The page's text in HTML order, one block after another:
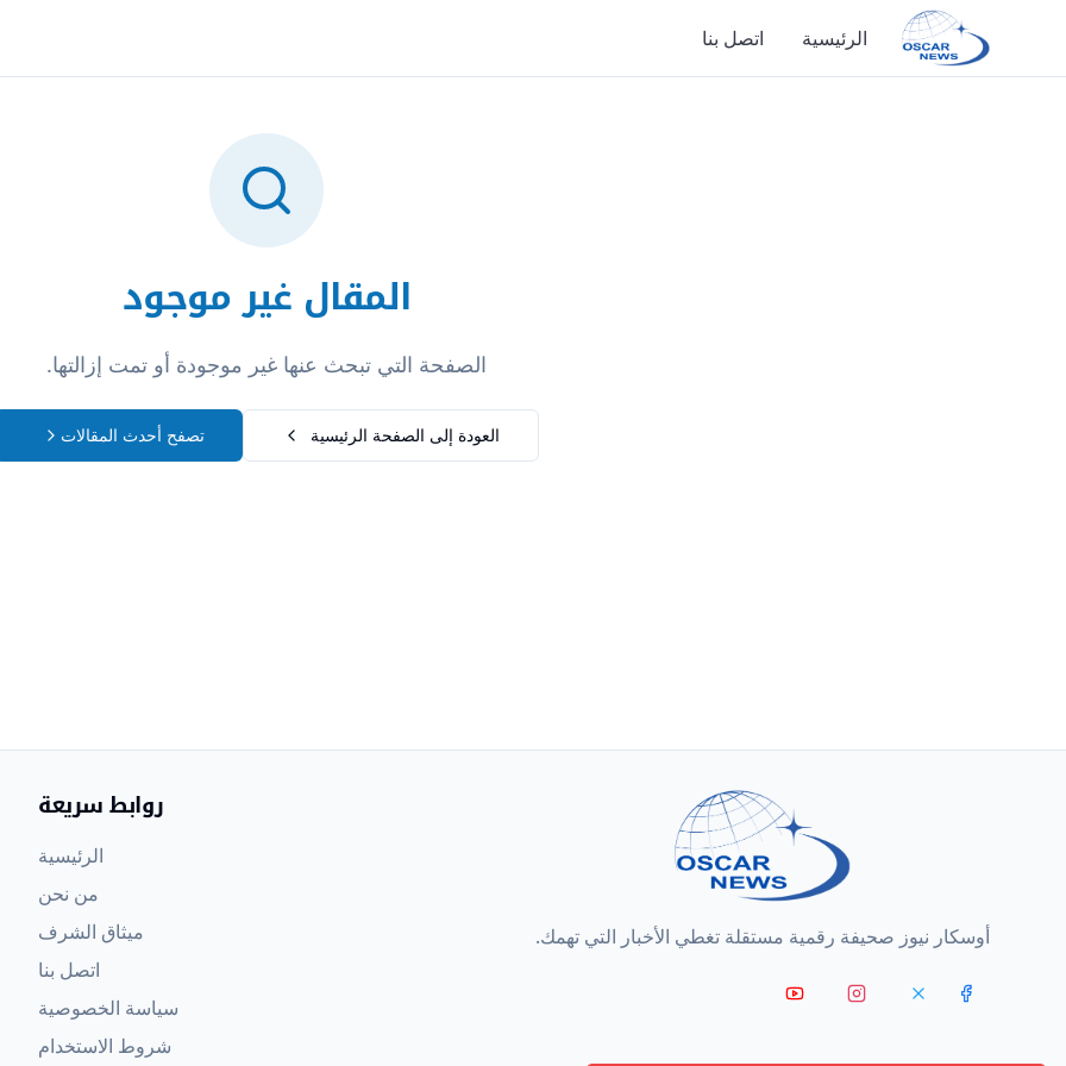
الرئيسية اتصل بنا
المقال غير موجود
الصفحة التي تبحث عنها غير موجودة أو تمت إزالتها.
العودة إلى الصفحة الرئيسية تصفح أحدث المقالات
أوسكار نيوز صحيفة رقمية مستقلة تغطي الأخبار التي تهمك.
روابط سريعة
الرئيسية
من نحن
ميثاق الشرف
اتصل بنا
سياسة الخصوصية
شروط الاستخدام